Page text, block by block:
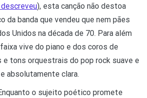
), esta canção não destoa
da banda que vendeu que nem pães
Unidos na década de 70. Para além
vive do piano e dos coros de
e tons orquestrais do pop rock suave e
absolutamente clara.
o sujeito poético promete